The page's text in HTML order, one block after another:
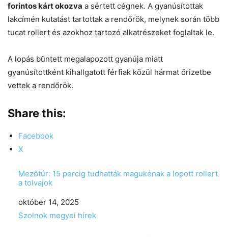
forintos kárt okozva a sértett cégnek. A gyanúsítottak
lakcímén kutatást tartottak a rendőrök, melynek során több
tucat rollert és azokhoz tartozó alkatrészeket foglaltak le.
A lopás bűntett megalapozott gyanúja miatt
gyanúsítottként kihallgatott férfiak közül hármat őrizetbe
vettek a rendőrök.
Share this:
Facebook
X
Mezőtúr: 15 percig tudhatták magukénak a lopott rollert
a tolvajok
Date
október 14, 2025
In relation to
Szolnok megyei hírek